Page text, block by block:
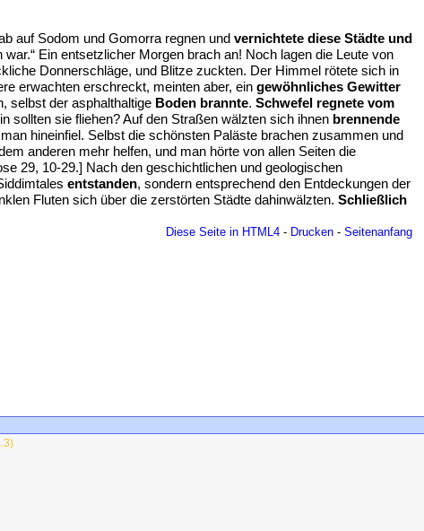
auf Sodom und Gomorra regnen und vernichtete diese Städte und
Ein entsetzlicher Morgen brach an! Noch lagen die Leute von
Donnerschläge, und Blitze zuckten. Der Himmel rötete sich in
erwachten erschreckt, meinten aber, ein gewöhnliches Gewitter
selbst der asphalthaltige Boden brannte. Schwefel regnete vom
sollten sie fliehen? Auf den Straßen wälzten sich ihnen brennende
hineinfiel. Selbst die schönsten Paläste brachen zusammen und
anderen mehr helfen, und man hörte von allen Seiten die
29, 10-29.] Nach den geschichtlichen und geologischen
entstanden, sondern entsprechend den Entdeckungen der
Fluten sich über die zerstörten Städte dahinwälzten. Schließlich
Diese Seite in HTML4 - Drucken - Seitenanfang